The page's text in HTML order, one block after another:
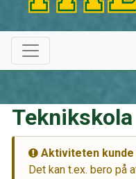
Teknikskola
Aktiviteten
Det kan t.ex. bero på